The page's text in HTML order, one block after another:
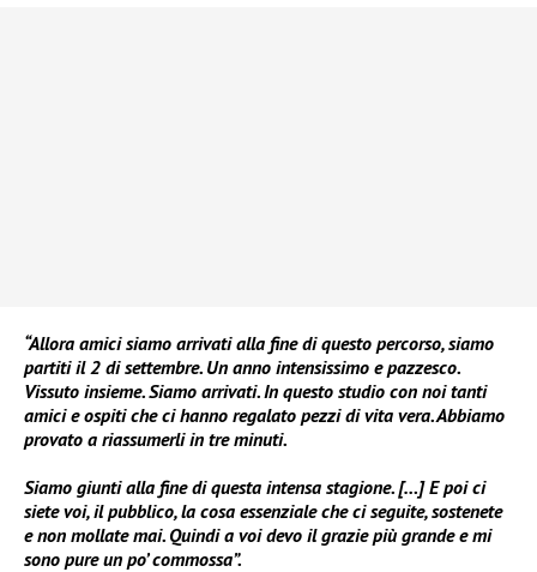
“Allora amici siamo arrivati alla fine di questo percorso, siamo
partiti il 2 di settembre. Un anno intensissimo e pazzesco.
Vissuto insieme. Siamo arrivati. In questo studio con noi tanti
amici e ospiti che ci hanno regalato pezzi di vita vera. Abbiamo
provato a riassumerli in tre minuti.
Siamo giunti alla fine di questa intensa stagione. […] E poi ci
siete voi, il pubblico, la cosa essenziale che ci seguite, sostenete
e non mollate mai. Quindi a voi devo il grazie più grande e mi
sono pure un po’ commossa”.